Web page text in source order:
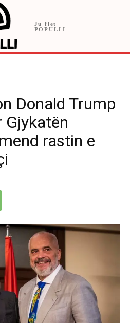
Ju flet
POPULLI
Donald Trump
Gjykatën
rastin e